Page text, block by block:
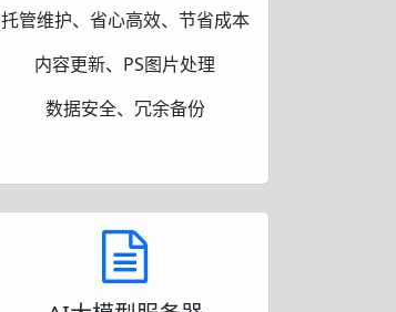
托管维护、省心高效、节省成本
内容更新、PS图片处理
数据安全、冗余备份